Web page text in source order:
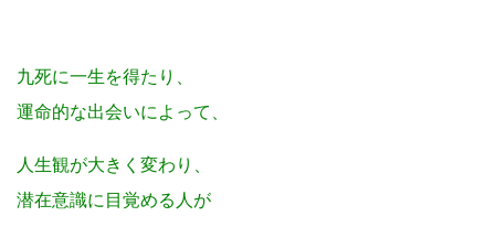
九死に一生を得たり、
運命的な出会いによって、
人生観が大きく変わり、
潜在意識に目覚める人が